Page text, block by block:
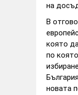
на
В
която
по
новата